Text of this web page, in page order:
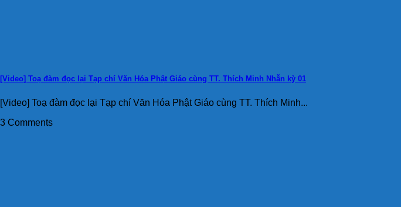
[Video] Toạ đàm đọc lại Tạp chí Văn Hóa Phật Giáo cùng TT. Thích Minh Nhẫn kỳ 01
[Video] Toạ đàm đọc lại Tạp chí Văn Hóa Phật Giáo cùng TT. Thích Minh...
3 Comments